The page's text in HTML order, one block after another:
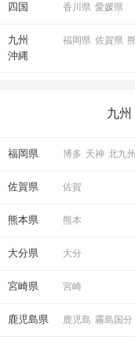
四国 香川県 愛媛県
九州
沖縄
福岡県 佐賀県
九州
福岡県 博多 天神 北九州
佐賀県 佐賀
熊本県 熊本
大分県 大分
宮崎県 宮崎
鹿児島県 鹿児島 霧島国分